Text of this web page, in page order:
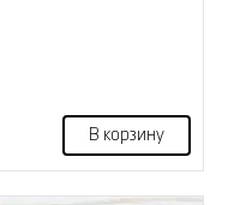
В корзину